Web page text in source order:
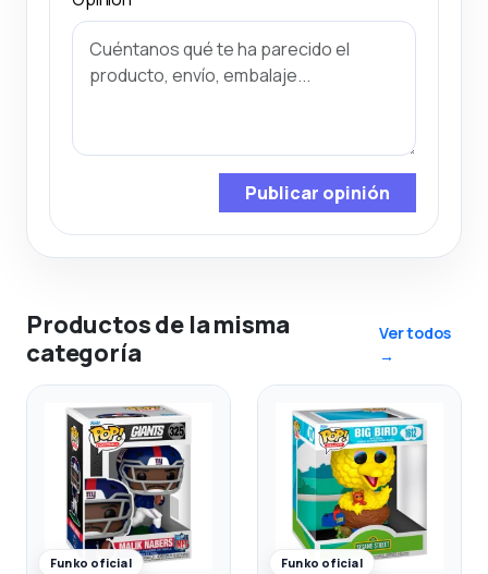
Publicar opinión
Productos de la misma
categoría
Ver todos
→
Funko oficial Funko oficial